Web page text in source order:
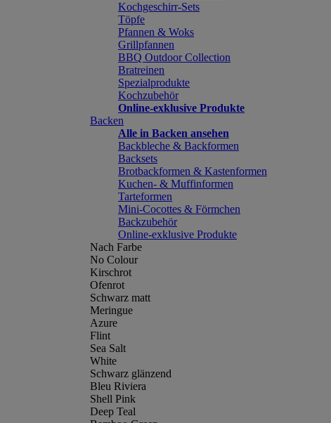
Kochgeschirr-Sets
Töpfe
Pfannen & Woks
Grillpfannen
BBQ Outdoor Collection
Bratreinen
Spezialprodukte
Kochzubehör
Online-exklusive Produkte
Backen
Alle in Backen ansehen
Backbleche & Backformen
Backsets
Brotbackformen & Kastenformen
Kuchen- & Muffinformen
Tarteformen
Mini-Cocottes & Förmchen
Backzubehör
Online-exklusive Produkte
Nach Farbe
No Colour
Kirschrot
Ofenrot
Schwarz matt
Meringue
Azure
Flint
Sea Salt
White
Schwarz glänzend
Bleu Riviera
Shell Pink
Deep Teal